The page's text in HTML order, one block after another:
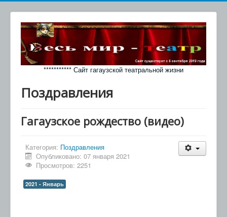
*********** Сайт гагаузской театральной жизни
Поздравления
Гагаузское рождество (видео)
Категория: Поздравления
Опубликовано: 07 января 2021
Просмотров: 2251
2021 - Январь